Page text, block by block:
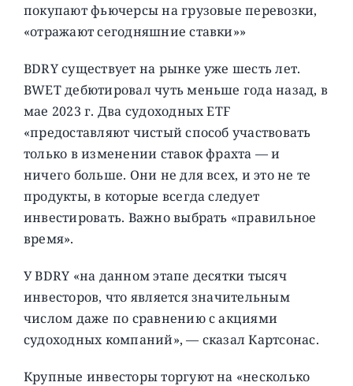
покупают фьючерсы на грузовые перевозки,
«отражают сегодняшние ставки»»
BDRY существует на рынке уже шесть лет.
BWET дебютировал чуть меньше года назад, в
мае 2023 г. Два судоходных ETF
«предоставляют чистый способ участвовать
только в изменении ставок фрахта — и
ничего больше. Они не для всех, и это не те
продукты, в которые всегда следует
инвестировать. Важно выбрать «правильное
время».
У BDRY «на данном этапе десятки тысяч
инвесторов, что является значительным
числом даже по сравнению с акциями
судоходных компаний», — сказал Картсонас.
Крупные инвесторы торгуют на «несколько